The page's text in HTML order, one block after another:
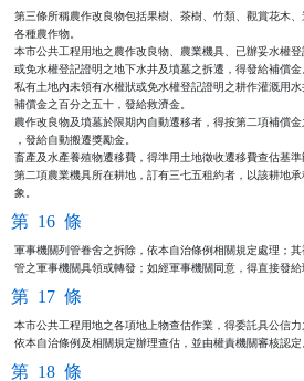
第三條所稱農作改良物包括果樹、茶樹、竹類、觀賞花木
各種農作物。
本市公共工程用地之農作改良物、農業機具、已辦妥水權
或免水權登記證明之地下水井及墳墓之拆遷，得發給補償金
私有土地內未領有水權狀或免水權登記證明之耕作灌溉用水
補償金之百分之五十，發給救濟金。
農作改良物及墳墓於限期內自動遷移者，得按第二項補償
，發給自動搬遷獎勵金。
畜產及水產養殖物遷移費，得準用土地徵收遷移費查估基準
第二項農業機具所在耕地，訂有三七五租約者，以該耕地
象。
第 16 條
軍事機關列管眷舍之拆除，依本自治條例相關規定處理；其
管之軍事機關具領或轉發；如經軍事機關同意，得直接發給
第 17 條
本市公共工程用地之各項地上物查估作業，得委託具公信力
依本自治條例及相關規定辦理查估，並由權責機關審核認定
第 18 條